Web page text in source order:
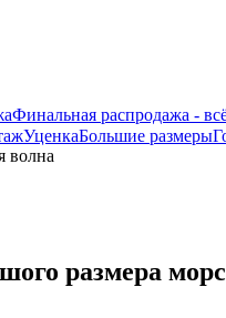
Финальная распродажа -
УценкаБольшие размеры
волна
размера